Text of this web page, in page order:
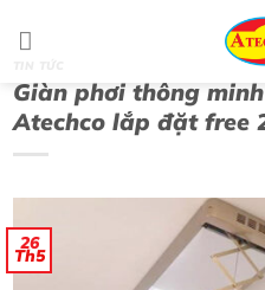
qua
nội
Giàn phơi thông
Atechco lắp đặt free
26
Th5